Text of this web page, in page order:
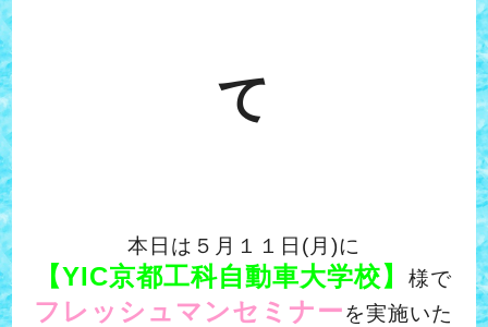
て
本日は ５月１１日(月)に
【YIC京都工科自動車大学校】様で
フレッシュマンセミナーを実施いた